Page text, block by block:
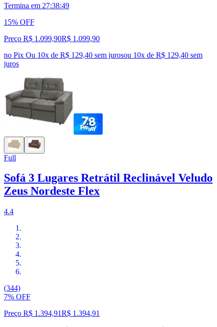
Termina em 27:38:48
15% OFF
Preço R$ 1.099,90R$ 1.099,90
no Pix Ou 10x de R$ 129,40 sem jurosou 10x de R$ 129,40 sem
juros
Full
Sofá 3 Lugares Retrátil Reclinável Veludo
Zeus Nordeste Flex
4.4
(344)
7% OFF
Preço R$ 1.394,91R$ 1.394,91